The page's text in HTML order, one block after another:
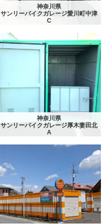
神奈川県
サンリーバイクガレージ愛川町中津
C
神奈川県
サンリーバイクガレージ厚木妻田北
A